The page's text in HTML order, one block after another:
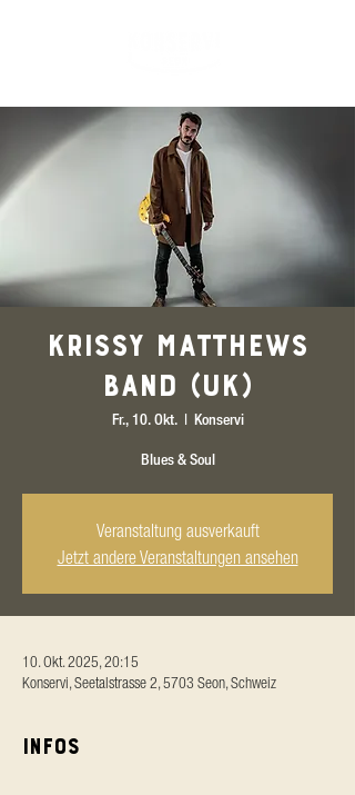
Krissy Matthews
Band (UK)
Fr., 10. Okt.
  |
Konservi
Blues & Soul
Veranstaltung ausverkauft
Jetzt andere Veranstaltungen ansehen
10. Okt. 2025, 20:15
Konservi, Seetalstrasse 2, 5703 Seon, Schweiz
Infos